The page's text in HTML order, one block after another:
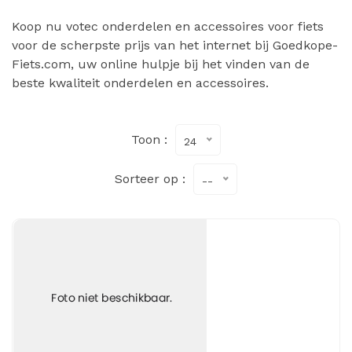
Koop nu votec onderdelen en accessoires voor fiets
voor de scherpste prijs van het internet bij Goedkope-
Fiets.com, uw online hulpje bij het vinden van de
beste kwaliteit onderdelen en accessoires.
Toon : 24
Sorteer op : --